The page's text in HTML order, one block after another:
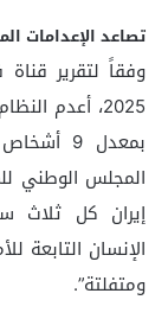
تصاعد الإعدامات
بمعدل
المجلس الوطني
إيران كل ثلاث
الإنسان التابعة
ومتفلتة”.